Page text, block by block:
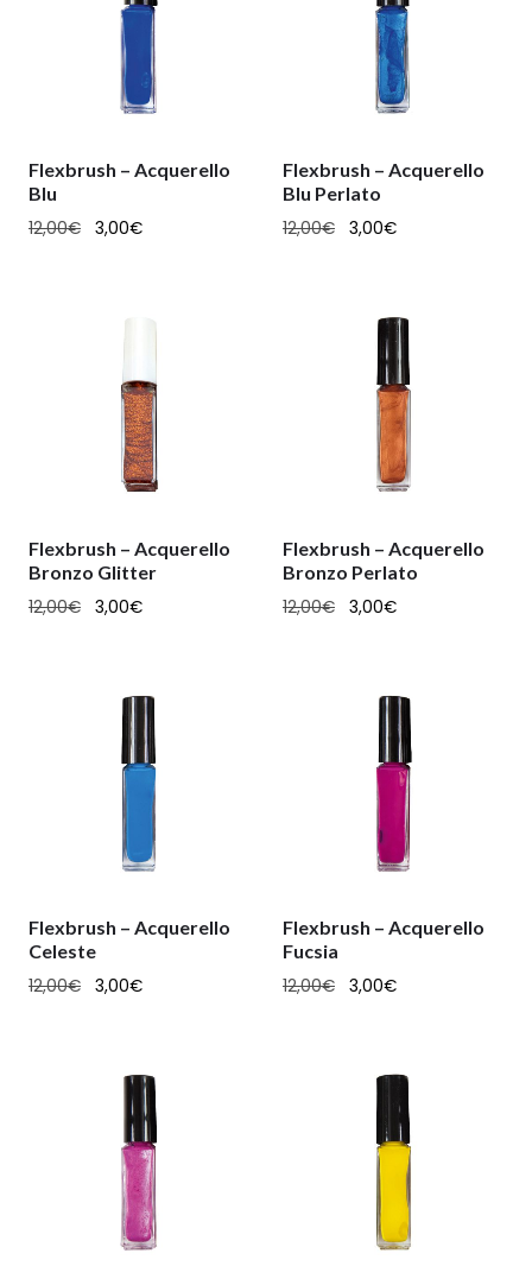
Flexbrush – Acquerello
Blu
12,00€ 3,00€
Flexbrush – Acquerello
Blu Perlato
12,00€ 3,00€
Flexbrush – Acquerello
Bronzo Glitter
12,00€ 3,00€
Flexbrush – Acquerello
Bronzo Perlato
12,00€ 3,00€
Flexbrush – Acquerello
Celeste
12,00€ 3,00€
Flexbrush – Acquerello
Fucsia
12,00€ 3,00€